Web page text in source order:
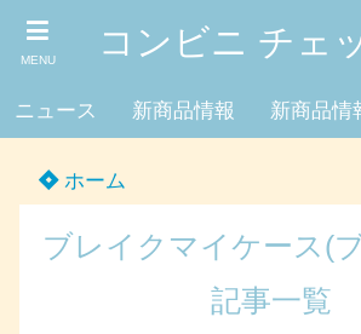
MENU コンビニ チェ
ニュース 新商品情報 新商品情
ホーム
ブレイクマイケース(
記事一覧